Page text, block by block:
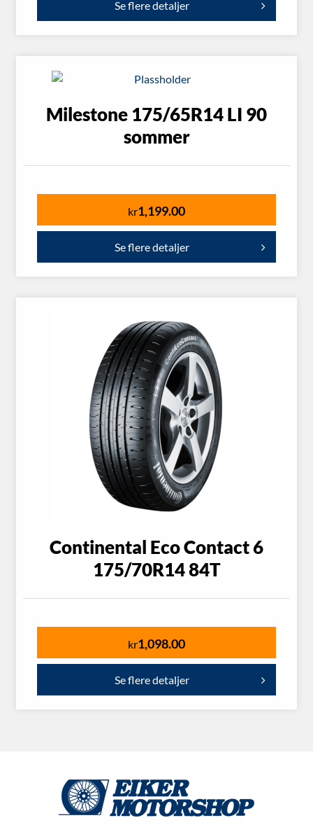
Se flere detaljer
Milestone 175/65R14 LI 90
sommer
kr1,199.00
Se flere detaljer
Continental Eco Contact 6
175/70R14 84T
kr1,098.00
Se flere detaljer